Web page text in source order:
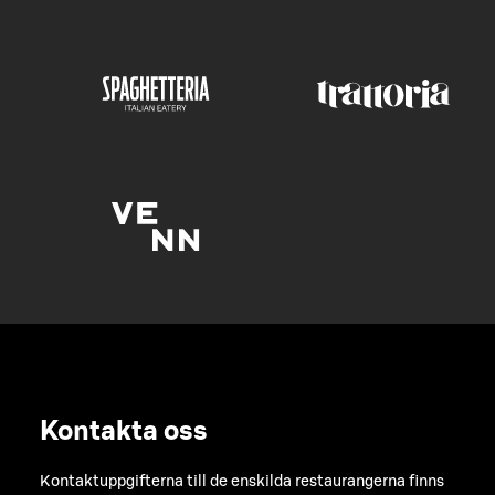
Kontakta oss
Kontaktuppgifterna till de enskilda restaurangerna finns